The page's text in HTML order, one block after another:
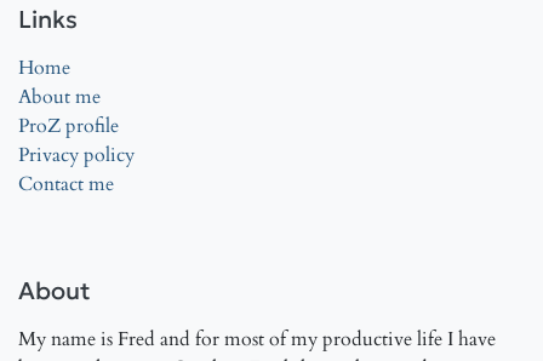
Links
Home
About me
ProZ profile
Privacy policy
Contact me
About
My name is Fred and for most of my productive life I have